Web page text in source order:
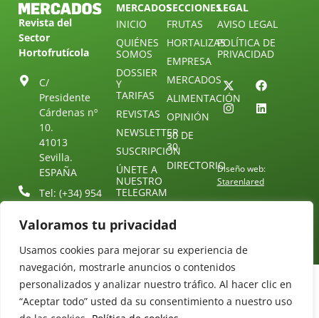
Valoramos tu privacidad
Usamos cookies para mejorar su experiencia de
navegación, mostrarle anuncios o contenidos
personalizados y analizar nuestro tráfico. Al hacer clic en
“Aceptar todo” usted da su consentimiento a nuestro uso
Revista del
Sector
Hortofrutícola
C/
Presidente
Cárdenas nº
10.
41013
Sevilla.
ESPAÑA
Tel: (+34) 954
redaccion@revistamercados.com
MERCADOS
INICIO
QUIÉNES
SOMOS
DOSSIER
Y
TARIFAS
REVISTAS
NEWSLETTER
SUSCRIPCIÓN
ÚNETE A
NUESTRO
TELEGRAM
SECCIONES
FRUTAS
HORTALIZAS
EMPRESA
MERCADOS
ALIMENTACIÓN
OPINIÓN
30 DE
30
DIRECTORIO
LEGAL
AVISO LEGAL
POLÍTICA DE
PRIVACIDAD
Diseño web:
Starenlared